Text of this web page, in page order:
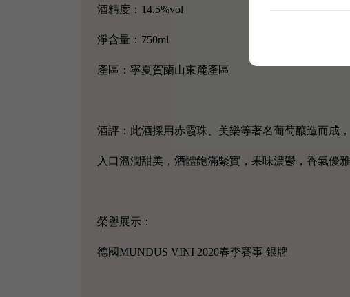
酒精度：14.5%vol
淨含量：750ml
產區：寧夏賀蘭山東麓產區
酒評：此酒採用赤霞珠、美樂等著名葡萄釀造而成，
入口溫潤甜美，酒體飽滿緊實，果味濃鬱，香氣優雅
榮譽展示：
德國MUNDUS VINI 2020春季賽事 銀牌